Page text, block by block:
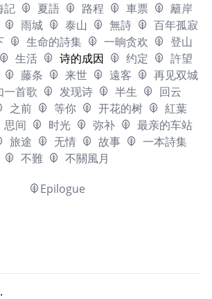
記 夏語 路程 車票
籬岸
雨城 泰山 無詩
百年孤寂
生命的詩集 一晌贪欢
登山
生活 诗的成因 约定
許望
藤条 来世 遠客
再见双城
一首歌 发现诗 半生
回云
之前 等你 开花的树
紅葉
思间 时光 弥补
最亲的车站
旅途 无情 故事
一本詩集
不難
不關風月
Epilogue